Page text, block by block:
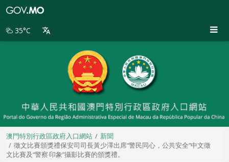
別
35°C
澳門特別行政區政府入口網站
新聞
徵文比賽頒獎禮保安司司長黃少澤出席“警民同心，公共安全”中文徵
文比賽及“警察‧印象”攝影比賽的頒獎禮。